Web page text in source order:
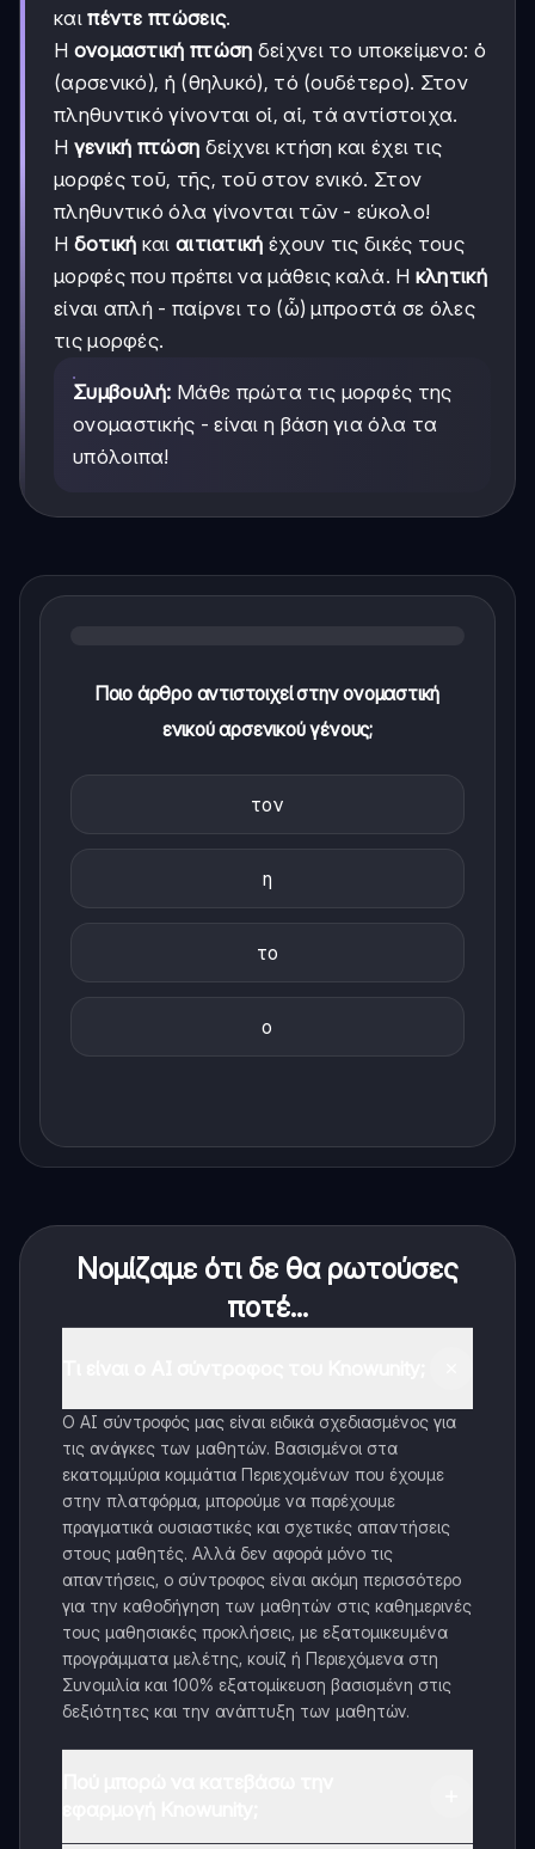
καιπέντε πτώσεις.
Η ονομαστική πτώση δείχνει το υποκείμενο: ὁ
(αρσενικό), ἡ (θηλυκό), τό (ουδέτερο). Στον
πληθυντικό γίνονται οἱ, αἱ, τά αντίστοιχα.
Η γενική πτώση δείχνει κτήση και έχει τις
μορφές τοῦ, τῆς, τοῦ στον ενικό. Στον
πληθυντικό όλα γίνονται τῶν - εύκολο!
Η δοτική και αιτιατική έχουν τις δικές τους
μορφές που πρέπει να μάθεις καλά. Η κλητική
είναι απλή - παίρνει το (ὦ) μπροστά σε όλες
τις μορφές.
Συμβουλή: Μάθε πρώτα τις μορφές της
ονομαστικής - είναι η βάση για όλα τα
υπόλοιπα!
Ποιο άρθρο αντιστοιχεί στην ονομαστική
ενικού αρσενικού γένους;
τον
η
το
ο
Νομίζαμε ότι δε θα ρωτούσες
ποτέ...
Ο AI σύντροφός μας είναι ειδικά σχεδιασμένος για
τις ανάγκες των μαθητών. Βασισμένοι στα
εκατομμύρια κομμάτια Περιεχομένων που έχουμε
στην πλατφόρμα, μπορούμε να παρέχουμε
πραγματικά ουσιαστικές και σχετικές απαντήσεις
στους μαθητές. Αλλά δεν αφορά μόνο τις
απαντήσεις, ο σύντροφος είναι ακόμη περισσότερο
για την καθοδήγηση των μαθητών στις καθημερινές
τους μαθησιακές προκλήσεις, με εξατομικευμένα
προγράμματα μελέτης, κουίζ ή Περιεχόμενα στη
Συνομιλία και 100% εξατομίκευση βασισμένη στις
δεξιότητες και την ανάπτυξη των μαθητών.